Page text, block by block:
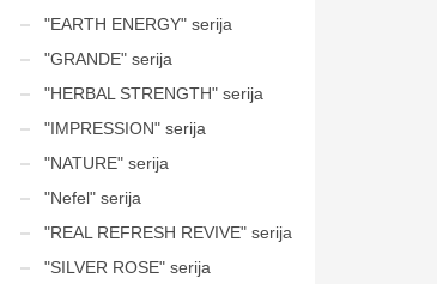
"EARTH ENERGY" serija
"GRANDE" serija
"HERBAL STRENGTH" serija
"IMPRESSION" serija
"NATURE" serija
"Nefel" serija
"REAL REFRESH REVIVE" serija
"SILVER ROSE" serija